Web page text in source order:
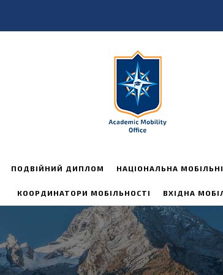
ПОДВІЙНИЙ ДИПЛОМ НАЦІОНАЛЬНА
КООРДИНАТОРИ МОБІЛЬНОСТІ ВХІДНА